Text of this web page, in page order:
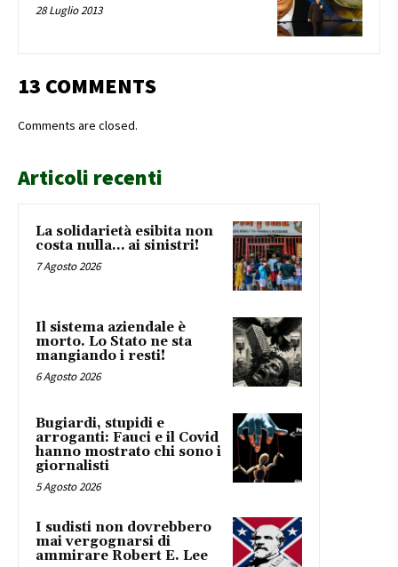
28 Luglio 2013
13 COMMENTS
Comments are closed.
Articoli recenti
La solidarietà esibita non
costa nulla… ai sinistri!
7 Agosto 2026
Il sistema aziendale è
morto. Lo Stato ne sta
mangiando i resti!
6 Agosto 2026
Bugiardi, stupidi e
arroganti: Fauci e il Covid
hanno mostrato chi sono i
giornalisti
5 Agosto 2026
I sudisti non dovrebbero
mai vergognarsi di
ammirare Robert E. Lee